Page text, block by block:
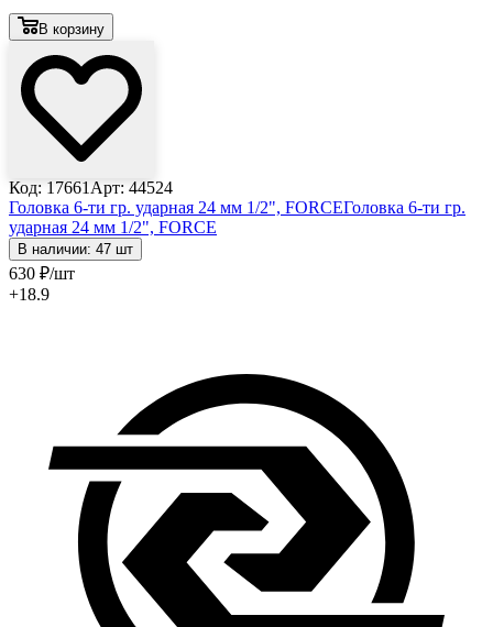
В корзину
Код: 17661 Арт: 44524
Головка 6-ти гр. ударная 24 мм 1/2", FORCEГоловка 6-ти гр.
ударная 24 мм 1/2", FORCE
В наличии: 47 шт
630 ₽/шт
+18.9